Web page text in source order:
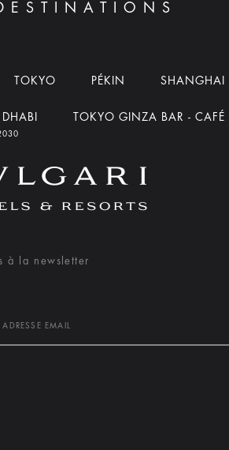
TOKYO PÉKIN SHANGHAI
TOKYO GINZA BAR - CAFÉ
à la newsletter